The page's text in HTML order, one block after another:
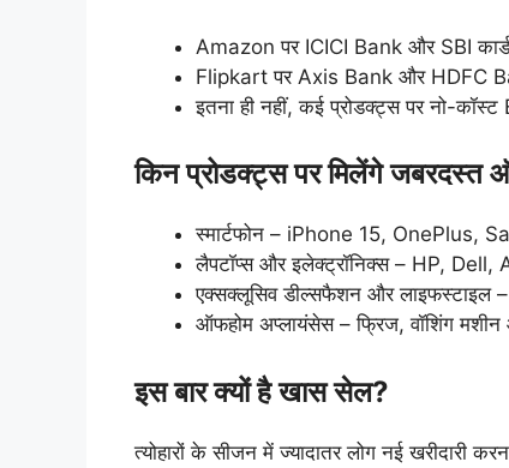
Amazon पर ICICI Bank और SBI
Flipkart पर Axis Bank और HDFC
इतना ही नहीं, कई प्रोडक्ट्स पर नो-
किन प्रोडक्ट्स पर मिलेंगे जबरदस्त
स्मार्टफोन – iPhone 15, OnePlus,
लैपटॉप्स और इलेक्ट्रॉनिक्स – HP,
एक्सक्लूसिव डील्सफैशन और
ऑफहोम अप्लायंसेस – फ्रिज, वॉशिंग मशीन
इस बार क्यों है खास सेल?
त्योहारों के सीजन में ज्यादातर लोग नई